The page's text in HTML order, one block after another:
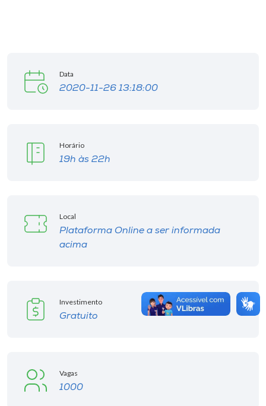
Data
2020-11-26 13:18:00
Horário
19h às 22h
Local
Plataforma Online a ser informada
acima
Investimento
Gratuito
Vagas
1000